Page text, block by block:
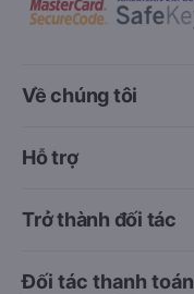
Về chúng tôi
Hỗ trợ
Trở thành đối tác
Đối tác thanh toán